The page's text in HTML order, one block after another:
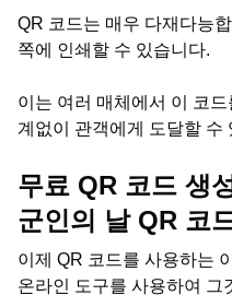
QR 코드는 매우 다재다능
쪽에 인쇄할 수 있습니다.
이는 여러 매체에서 이 코
계없이 관객에게 도달할 수
무료 QR 코드 생
군인의 날 QR 코
이제 QR 코드를 사용하는
온라인 도구를 사용하여 그